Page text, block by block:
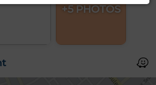
+5 PHOTOS